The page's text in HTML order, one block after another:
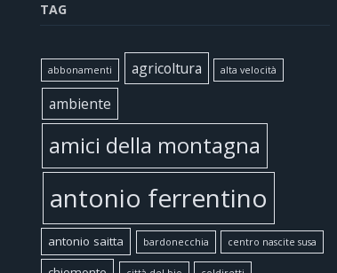
TAG
abbonamenti agricoltura alta velocità
ambiente
amici della montagna
antonio ferrentino
antonio saitta bardonecchia centro nascite susa